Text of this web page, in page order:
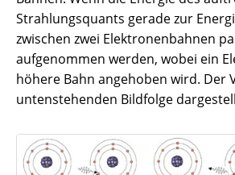
Strahlungsquants gerade zur
zwischen zwei Elektronenbahnen
aufgenommen werden, wobei ein
höhere Bahn angehoben wird. Der
untenstehenden Bildfolge